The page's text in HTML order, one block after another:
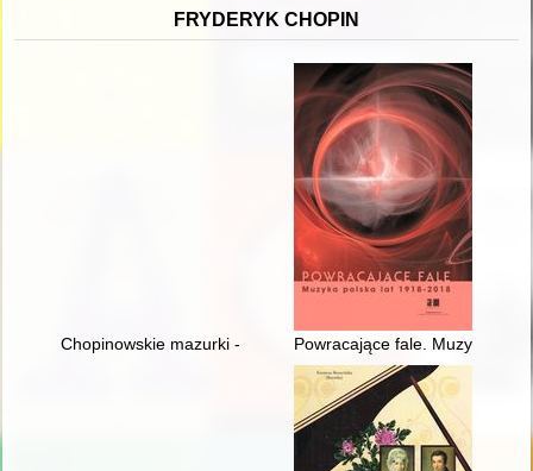
FRYDERYK CHOPIN
Chopinowskie mazurki - czyli folklor a pojęcie muzyki
Powracające fale. Muzyka